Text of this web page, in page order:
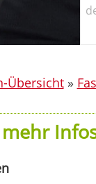
Übersicht»